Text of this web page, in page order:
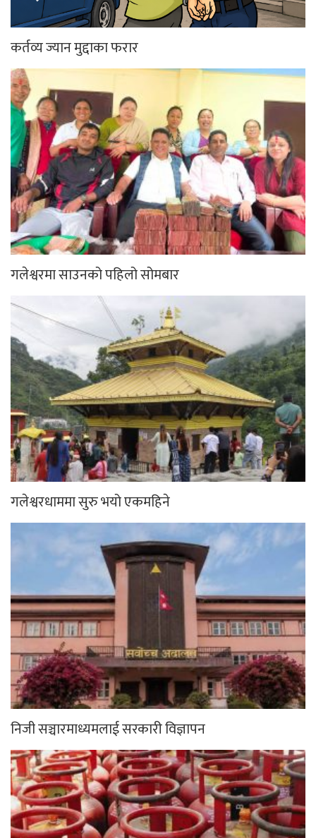
गलेश्वरमा साउनको पहिलो सोमबार
गलेश्वरधाममा सुरु भयो एकमहिने
निजी सञ्चारमाध्यमलाई सरकारी विज्ञापन
अबदेखि भरी सिलिण्डर ग्यास